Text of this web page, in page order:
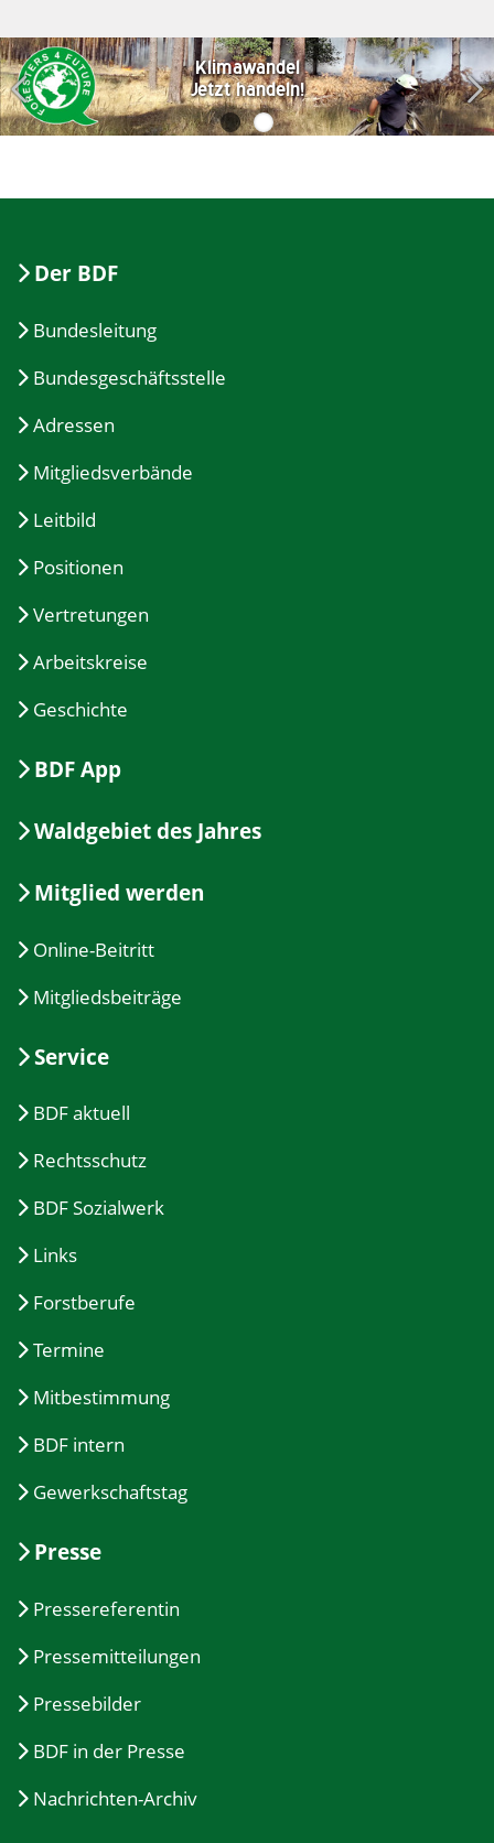
Klimawandel
Jetzt handeln!
Der BDF
Bundesleitung
Bundesgeschäftsstelle
Adressen
Mitgliedsverbände
Leitbild
Positionen
Vertretungen
Arbeitskreise
Geschichte
BDF App
Waldgebiet des Jahres
Mitglied werden
Online-Beitritt
Mitgliedsbeiträge
Service
BDF aktuell
Rechtsschutz
BDF Sozialwerk
Links
Forstberufe
Termine
Mitbestimmung
BDF intern
Gewerkschaftstag
Presse
Pressereferentin
Pressemitteilungen
Pressebilder
BDF in der Presse
Nachrichten-Archiv